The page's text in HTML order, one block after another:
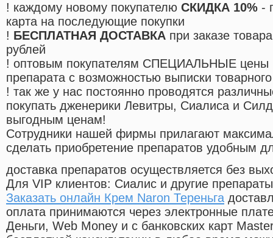
! каждому новому покупателю СКИДКА 10% -
карта на последующие покупки
! БЕСПЛАТНАЯ ДОСТАВКА при заказе
рублей
! оптовым покупателям СПЕЦИАЛЬНЫЕ цены
препарата с возможностью выписки
! так же у нас постоянно проводятся
покупать дженерики Левитры, Сиалиса и
выгодным ценам!
Cотрудники нашей фирмы прилагают
сделать приобретение препаратов удобным
доставка препаратов осуществляется без
Для VIP клиентов: Сиалис и другие
Заказать онлайн Крем Naron Тереньга
оплата принимаются через электронные
Деньги, Web Money и с банковских карт